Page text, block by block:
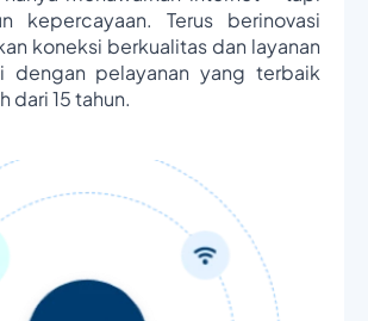
kepercayaan. Terus berinovasi
koneksi berkualitas dan layanan
dengan pelayanan yang terbaik
dari 15 tahun.